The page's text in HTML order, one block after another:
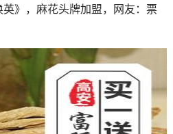
》，麻花头牌加盟，网友：票